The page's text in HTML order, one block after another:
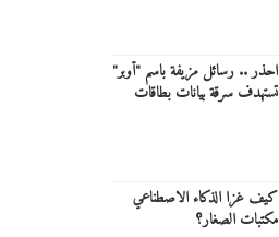
احذر .. رسائل مزيفة باسم "أوبر"
تستهدف سرقة بيانات بطاقات
كيف غزا الذكاء الاصطناعي
مكتبات الصغار؟